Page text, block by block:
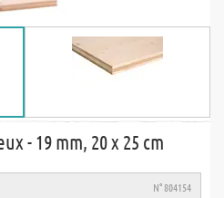
- 19 mm, 20 x 25 cm
N° 804154